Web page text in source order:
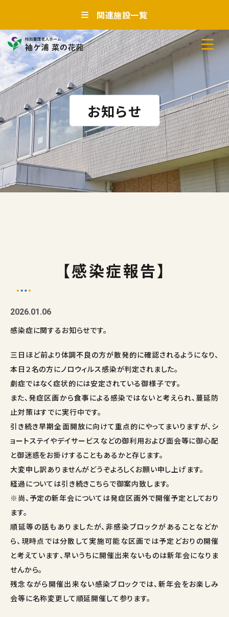
関連施設一覧
お知らせ
【感染症報告】
2026.01.06
感染症に関するお知らせです。
三日ほど前より体調不良の方が散発的に確認されるようになり、
本日２名の方にノロウィルス感染が判定されました。
劇症ではなく症状的には安定されている御様子です。
また、発症区画から食事による感染ではないと考えられ、蔓延防
止対策はすでに実行中です。
引き続き早期全面開放に向けて重点的にやってまいりますが、シ
ョートステイやデイサービスなどの御利用および面会等に御心配
と御迷惑をお掛けすることもあるかと存じます。
大変申し訳ありませんがどうぞよろしくお願い申し上げます。
経過については引き続きこちらで御案内致します。
※尚、予定の新年会については発症区画外で開催予定としており
ます。
順延等の話もありましたが、非感染ブロックがあることなどか
ら、現時点では分散して実施可能な区画では予定どおりの開催
と考えています、早いうちに開催出来ないものは新年会になりま
せんから。
残念ながら開催出来ない感染ブロックでは、新年会をお楽しみ
会等に名称変更して順延開催して参ります。